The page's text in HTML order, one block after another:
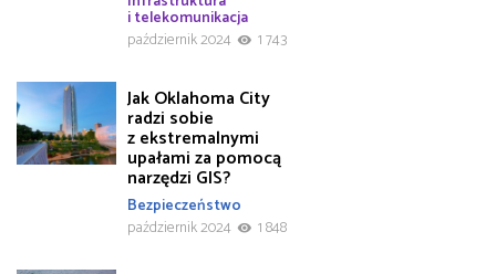
i telekomunikacja
październik 2024
1 743
Jak Oklahoma City
radzi sobie
z ekstremalnymi
upałami za pomocą
narzędzi GIS?
Bezpieczeństwo
październik 2024
1 848